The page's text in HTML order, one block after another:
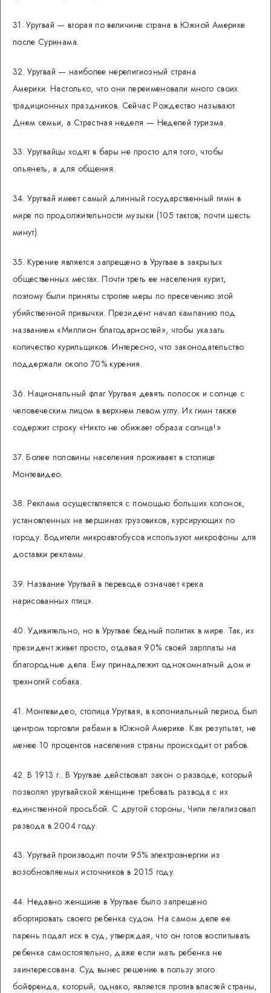
31. Уругвай — вторая по величине страна в Южной Америке
после Суринама.
32. Уругвай — наиболее нерелигиозный страна
Америки. Настолько, что они переименовали много своих
традиционных праздников. Сейчас Рождество называют
Днем семьи, а Страстная неделя — Неделей туризма.
33. Уругвайцы ходят в бары не просто для того, чтобы
опьянеть, а для общения.
34. Уругвай имеет самый длинный государственный гимн в
мире по продолжительности музыки (105 тактов; почти шесть
минут).
35. Курение является запрещено в Уругвае в закрытых
общественных местах. Почти треть ее населения курит,
поэтому были приняты строгие меры по пресечению этой
убийственной привычки. Президент начал кампанию под
названием «Миллион благодарностей», чтобы указать
количество курильщиков. Интересно, что законодательство
поддержали около 70% курения.
36. Национальный флаг Уругвая девять полосок и солнце с
человеческим лицом в верхнем левом углу. Их гимн также
содержит строку «Никто не обижает образа солнца!»
37. Более половины населения проживает в столице
Монтевидео.
38. Реклама осуществляется с помощью больших колонок,
установленных на вершинах грузовиков, курсирующих по
городу. Водители микроавтобусов используют микрофоны для
доставки рекламы.
39. Название Уругвай в переводе означает «река
нарисованных птиц».
40. Удивительно, но в Уругвае бедный политик в мире. Так, их
президент живет просто, отдавая 90% своей зарплаты на
благородные дела. Ему принадлежит однокомнатный дом и
трехногий собака.
41. Монтевидео, столица Уругвая, в колониальный период был
центром торговли рабами в Южной Америке. Как результат, не
менее 10 процентов населения страны происходит от рабов.
42. В 1913 г.. В Уругвае действовал закон о разводе, который
позволял уругвайской женщине требовать развода с их
единственной просьбой. С другой стороны, Чили легализовал
развода в 2004 году.
43. Уругвай производил почти 95% электроэнергии из
возобновляемых источников в 2015 году.
44. Недавно женщине в Уругвае было запрещено
абортировать своего ребенка судом. На самом деле ее
парень подал иск в суд, утверждая, что он готов воспитывать
ребенка самостоятельно, даже если мать ребенка не
заинтересована. Суд вынес решение в пользу этого
бойфренда, который, однако, является против властей страны,